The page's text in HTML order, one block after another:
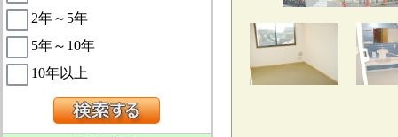
2年～5年
5年～10年
10年以上